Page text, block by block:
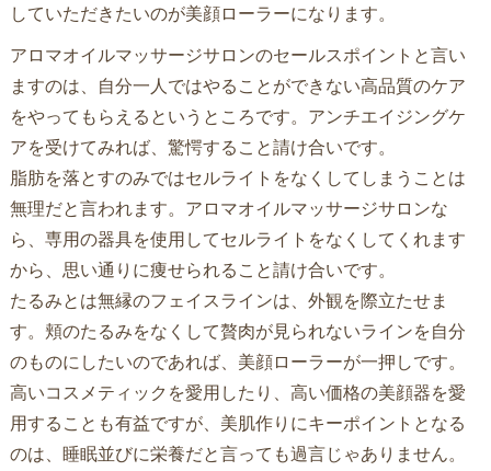
していただきたいのが美顔ローラーになります。
アロマオイルマッサージサロンのセールスポイントと言い
ますのは、自分一人ではやることができない高品質のケア
をやってもらえるというところです。アンチエイジングケ
アを受けてみれば、驚愕すること請け合いです。
脂肪を落とすのみではセルライトをなくしてしまうことは
無理だと言われます。アロマオイルマッサージサロンな
ら、専用の器具を使用してセルライトをなくしてくれます
から、思い通りに痩せられること請け合いです。
たるみとは無縁のフェイスラインは、外観を際立たせま
す。頬のたるみをなくして贅肉が見られないラインを自分
のものにしたいのであれば、美顔ローラーが一押しです。
高いコスメティックを愛用したり、高い価格の美顔器を愛
用することも有益ですが、美肌作りにキーポイントとなる
のは、睡眠並びに栄養だと言っても過言じゃありません。